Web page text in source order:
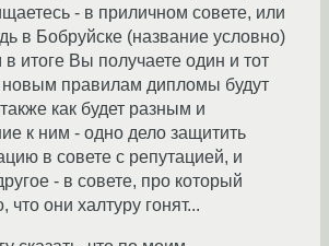
- в приличном совете, или
в Бобруйске (название условно)
итоге Вы получаете один и тот
правилам дипломы будут
как будет разным и
к ним - одно дело защитить
в совете с репутацией, и
- в совете, про который
что они халтуру гонят...